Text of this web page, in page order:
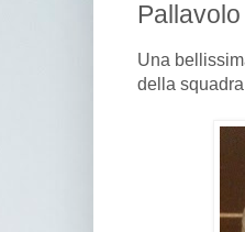
Una
della